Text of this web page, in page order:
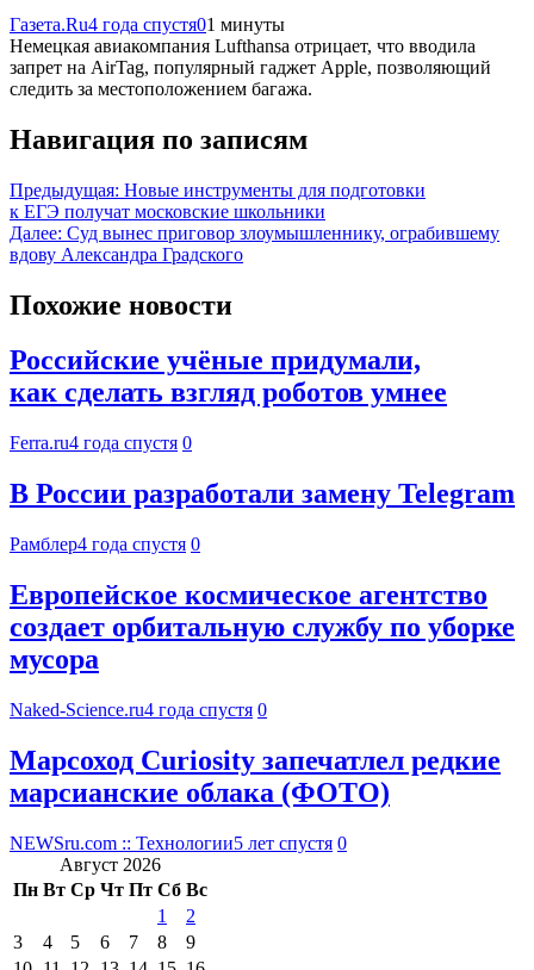
Газета.Ru4 года спустя01 минуты
Немецкая авиакомпания Lufthansa отрицает, что вводила
запрет на AirTag, популярный гаджет Apple, позволяющий
следить за местоположением багажа.
Навигация по записям
Предыдущая: Новые инструменты для подготовки
к ЕГЭ получат московские школьники
Далее: Суд вынес приговор злоумышленнику, ограбившему
вдову Александра Градского
Похожие новости
Российские учёные придумали,
как сделать взгляд роботов умнее
Ferra.ru4 года спустя 0
В России разработали замену Telegram
Рамблер4 года спустя 0
Европейское космическое агентство
создает орбитальную службу по уборке
мусора
Naked-Science.ru4 года спустя 0
Марсоход Curiosity запечатлел редкие
марсианские облака (ФОТО)
NEWSru.com :: Технологии5 лет спустя 0
Август 2026
Пн Вт Ср Чт Пт Сб Вс
1
2
3
4 5 6 7 8
9